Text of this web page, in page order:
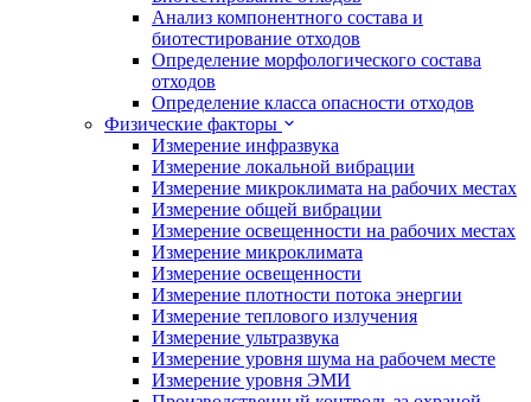
Анализ компонентного состава и
биотестирование отходов
Определение морфологического состава
отходов
Определение класса опасности отходов
Физические факторы
Измерение инфразвука
Измерение локальной вибрации
Измерение микроклимата на рабочих местах
Измерение общей вибрации
Измерение освещенности на рабочих местах
Измерение микроклимата
Измерение освещенности
Измерение плотности потока энергии
Измерение теплового излучения
Измерение ультразвука
Измерение уровня шума на рабочем месте
Измерение уровня ЭМИ